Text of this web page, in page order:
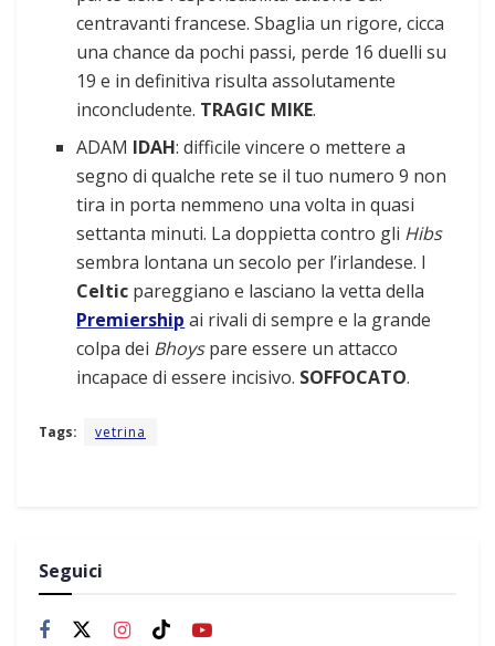
centravanti francese. Sbaglia un rigore, cicca
una chance da pochi passi, perde 16 duelli su
19 e in definitiva risulta assolutamente
inconcludente. TRAGIC MIKE.
ADAM IDAH: difficile vincere o mettere a
segno di qualche rete se il tuo numero 9 non
tira in porta nemmeno una volta in quasi
settanta minuti. La doppietta contro gli Hibs
sembra lontana un secolo per l’irlandese. I
Celtic pareggiano e lasciano la vetta della
Premiership ai rivali di sempre e la grande
colpa dei Bhoyspare essere un attacco
incapace di essere incisivo. SOFFOCATO.
Tags: vetrina
Seguici